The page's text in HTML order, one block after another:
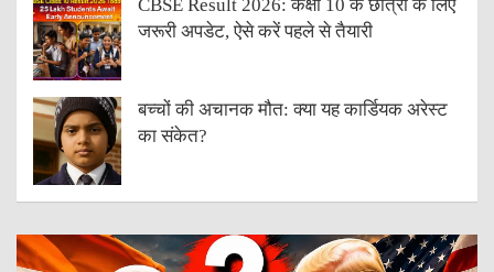
CBSE Result 2026: कक्षा 10 के छात्रों के लिए
जरूरी अपडेट, ऐसे करें पहले से तैयारी
बच्चों की अचानक मौत: क्या यह कार्डियक अरेस्ट
का संकेत?